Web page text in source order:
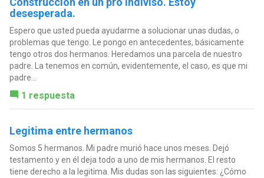
desesperada.
Espero que usted pueda ayudarme a solucionar unas dudas, o
problemas que tengo. Le pongo en antecedentes, básicamente
tengo otros dos hermanos. Heredamos una parcela de nuestro
padre. La tenemos en común, evidentemente, el caso, es que mi
padre...
1 respuesta
Legitima entre hermanos
Somos 5 hermanos. Mi padre murió hace unos meses. Dejó
testamento y en él deja todo a uno de mis hermanos. El resto
tiene derecho a la legitima. Mis dudas son las siguientes: ¿Cómo